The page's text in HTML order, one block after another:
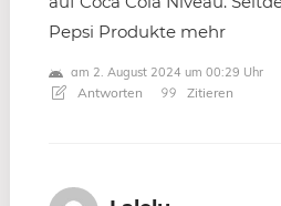
Pepsi Produkte mehr
am 2. August 2024 um 00:29 Uhr
Antworten Zitieren